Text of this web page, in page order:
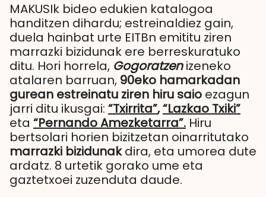
MAKUSIk bideo edukien katalogoa
handitzen dihardu; estreinaldiez gain,
duela hainbat urte EITBn emititu ziren
marrazki bizidunak ere berreskuratuko
ditu. Hori horrela, Gogoratzen izeneko
atalaren barruan, 90eko hamarkadan
gurean estreinatu ziren hiru saio ezagun
jarri ditu ikusgai: “Txirrita”,“Lazkao Txiki”
eta “Pernando Amezketarra”. Hiru
bertsolari horien bizitzetan oinarritutako
marrazki bizidunakdira, eta umorea dute
ardatz. 8 urtetik gorako ume eta
gaztetxoei zuzenduta daude.